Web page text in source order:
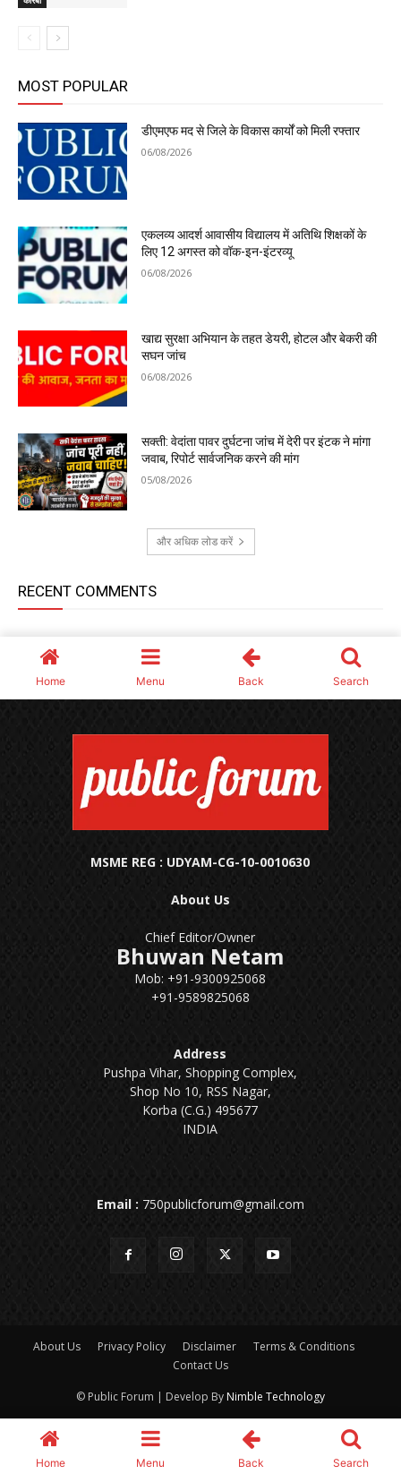
MSME REG : UDYAM-CG-10-0010630
About Us
Chief Editor/Owner
Bhuwan Netam
Mob: +91-9300925068
+91-9589825068
Address
Pushpa Vihar, Shopping Complex,
Shop No 10, RSS Nagar,
Korba (C.G.) 495677
INDIA
Email : 750publicforum@gmail.com
About Us Privacy Policy Disclaimer
Terms & Conditions
Contact Us
© Public Forum | Develop By Nimble Technology
Home Menu Back Search